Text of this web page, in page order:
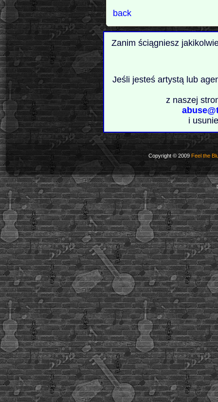
back
Zanim ściągniesz
Jeśli jesteś artystą lub
z naszej
i
Copyright © 2009 Feel the